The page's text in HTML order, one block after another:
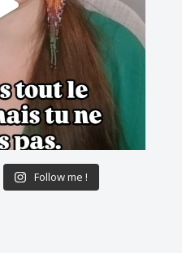
Follow me !